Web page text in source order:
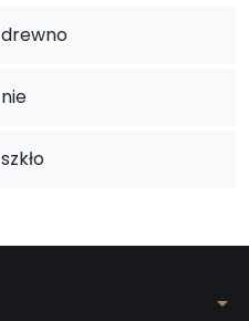
drewno
nie
szkło
arrow_drop_down